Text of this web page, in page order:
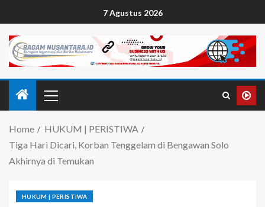
7 Agustus 2026
Home
HUKUM | PERISTIWA
Tiga Hari Dicari, Korban Tenggelam di Bengawan Solo
Akhirnya di Temukan
HUKUM | PERISTIWA